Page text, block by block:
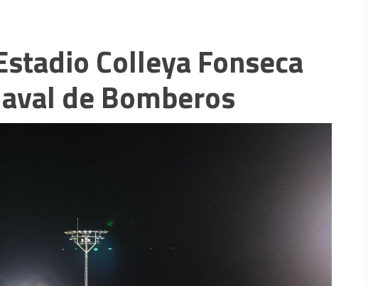
Colleya Fonseca
de Bomberos